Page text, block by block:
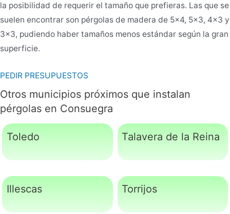
la posibilidad de requerir el tamaño que prefieras. Las que se
suelen encontrar son pérgolas de madera de 5×4, 5×3, 4×3 y
3×3, pudiendo haber tamaños menos estándar según la gran
superficie.
PEDIR PRESUPUESTOS
Otros municipios próximos que instalan
pérgolas en Consuegra
Toledo Talavera de la Reina
Illescas Torrijos